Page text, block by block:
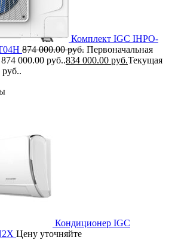
Комплект IGC IHPO-
874 000.00руб. Первоначальная
000.00 руб..834 000.00 руб.Текущая
руб..
Кондиционер IGC
Цену уточняйте